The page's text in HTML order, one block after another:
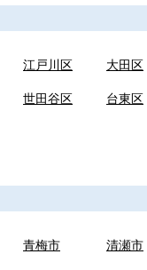
江戸川区 大田区
世田谷区 台東区
青梅市 清瀬市